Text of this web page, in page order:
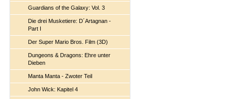
Guardians of the Galaxy: Vol. 3
Die drei Musketiere: D´Artagnan -
Part I
Der Super Mario Bros. Film (3D)
Dungeons & Dragons: Ehre unter
Dieben
Manta Manta - Zwoter Teil
John Wick: Kapitel 4